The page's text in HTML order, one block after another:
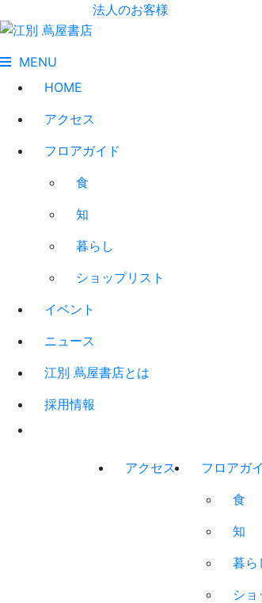
法人のお客様
MENU
HOME
アクセス
フロアガイド
食
知
暮らし
ショップリスト
イベント
ニュース
江別 蔦屋書店とは
採用情報
アクセス
フロアガ
食
知
暮ら
ショ